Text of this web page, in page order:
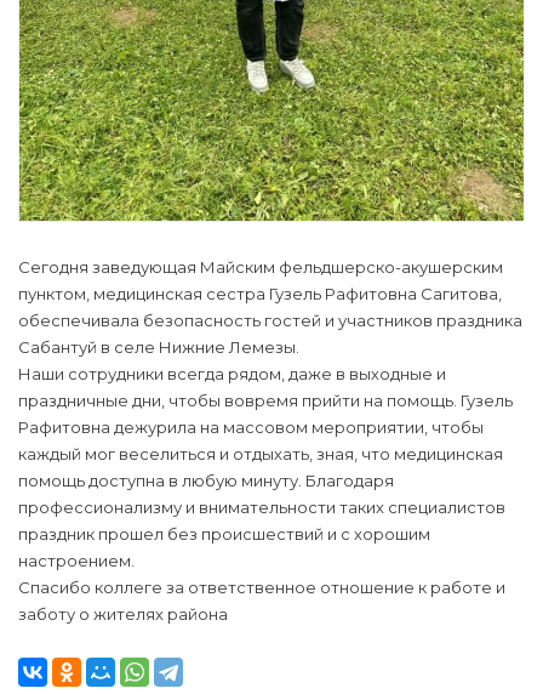
Сегодня заведующая Майским фельдшерско-акушерским
пунктом, медицинская сестра Гузель Рафитовна Сагитова,
обеспечивала безопасность гостей и участников праздника
Сабантуй в селе Нижние Лемезы.
Наши сотрудники всегда рядом, даже в выходные и
праздничные дни, чтобы вовремя прийти на помощь. Гузель
Рафитовна дежурила на массовом мероприятии, чтобы
каждый мог веселиться и отдыхать, зная, что медицинская
помощь доступна в любую минуту. Благодаря
профессионализму и внимательности таких специалистов
праздник прошел без происшествий и с хорошим
настроением.
Спасибо коллеге за ответственное отношение к работе и
заботу о жителях района